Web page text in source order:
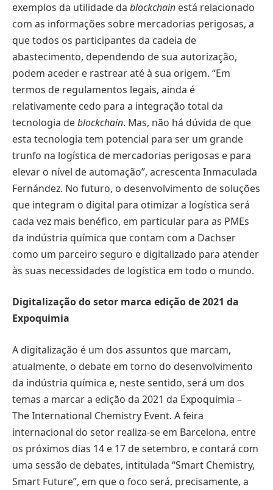
exemplos da utilidade da blockchain está relacionado
com as informações sobre mercadorias perigosas, a
que todos os participantes da cadeia de
abastecimento, dependendo de sua autorização,
podem aceder e rastrear até à sua origem. “Em
termos de regulamentos legais, ainda é
relativamente cedo para a integração total da
tecnologia deblockchain. Mas, não há dúvida de que
esta tecnologia tem potencial para ser um grande
trunfo na logística de mercadorias perigosas e para
elevar o nível de automação”, acrescenta Inmaculada
Fernández. No futuro, o desenvolvimento de soluções
que integram o digital para otimizar a logística será
cada vez mais benéfico, em particular para as PMEs
da indústria química que contam com a Dachser
como um parceiro seguro e digitalizado para atender
às suas necessidades de logística em todo o mundo.
Digitalização do setor marca edição de 2021 da
Expoquimia
A digitalização é um dos assuntos que marcam,
atualmente, o debate em torno do desenvolvimento
da indústria química e, neste sentido, será um dos
temas a marcar a edição da 2021 da Expoquimia –
The International Chemistry Event. A feira
internacional do setor realiza-se em Barcelona, entre
os próximos dias 14 e 17 de setembro, e contará com
uma sessão de debates, intitulada “Smart Chemistry,
Smart Future”, em que o foco será, precisamente, a